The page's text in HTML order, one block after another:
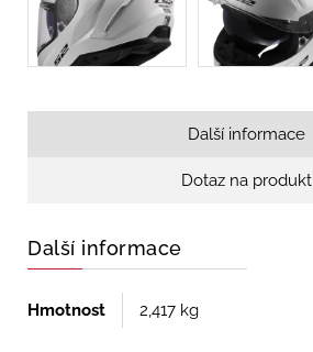
Další informace
Dotaz na produkt
Další informace
Hmotnost 2,417 kg